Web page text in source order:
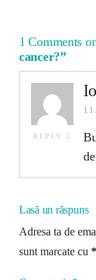
1 Comments
cancer?”
REPLY
Lasă un răspuns
Adresa ta de
sunt marcate cu *